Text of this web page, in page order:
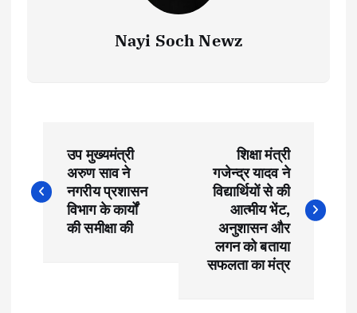
Nayi Soch Newz
o
उप मुख्यमंत्री
अरुण साव ने
नगरीय प्रशासन
विभाग के कार्यों
की समीक्षा की
शिक्षा मंत्री
गजेन्द्र यादव ने
विद्यार्थियों से की
आत्मीय भेंट,
अनुशासन और
लगन को बताया
सफलता का मंत्र